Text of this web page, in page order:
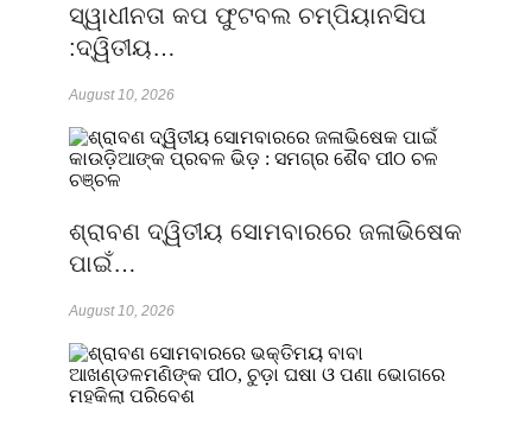
ସ୍ୱାଧୀନତା କପ ଫୁଟବଲ ଚମ୍ପିୟାନସିପ
:ଦ୍ୱିତୀୟ…
August 10, 2026
ଶ୍ରାବଣ ଦ୍ୱିତୀୟ ସୋମବାରରେ ଜଳାଭିଷେକ
ପାଇଁ…
August 10, 2026